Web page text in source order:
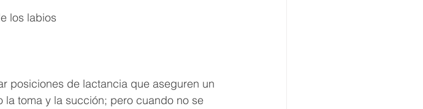
los labios
posiciones de lactancia que aseguren un
toma y la succión; pero cuando no se